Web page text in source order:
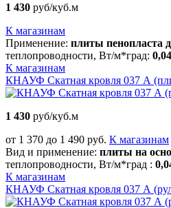
1 430 руб/куб.м
К магазинам
Применение: плиты пенопласта
теплопроводности, Вт/м*град:
К магазинам
КНАУФ Скатная кровля 037 А
1 430 руб/куб.м
от 1 370 до 1 490 руб. К магазинам
Вид и применение: плиты на
теплопроводности, Вт/м*град :
К магазинам
КНАУФ Скатная кровля 037 А